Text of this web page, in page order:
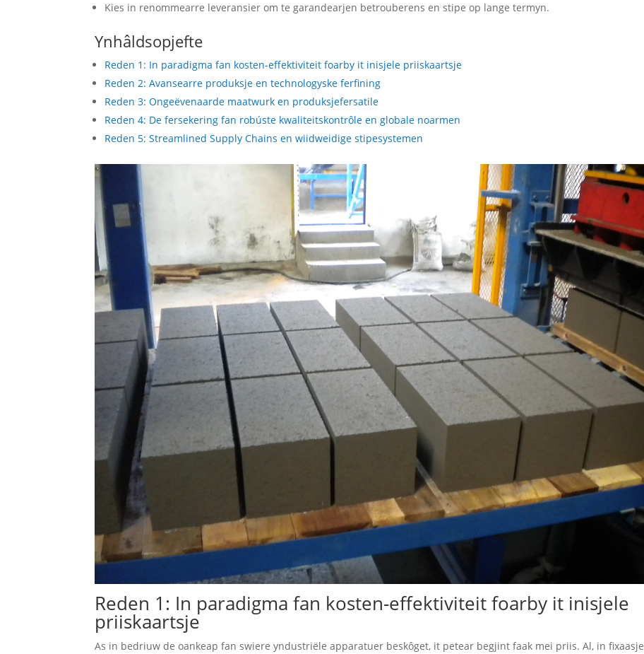
Kies in renommearre leveransier om te garandearjen betrouberens en stipe op lange termyn.
Ynhâldsopjefte
Reden 1: In paradigma fan kosten-effektiviteit foarby it inisjele priiskaartsje
Reden 2: Avansearre produksje en technologyske ferfining
Reden 3: Ongeëvenaarde maatwurk en produksjefersatile
Reden 4: De fersekering fan robúste kwaliteitskontrôle en globale noarmen
Reden 5: Streamlined Supply Chains en wiidweidige stipesystemen
Reden 1: In paradigma fan kosten-effektiviteit foarby it inisjele
priiskaartsje
As in bedriuw de oankeap fan swiere yndustriële apparatuer beskôget, it petear begjint faak mei priis. Al, in fixaasje